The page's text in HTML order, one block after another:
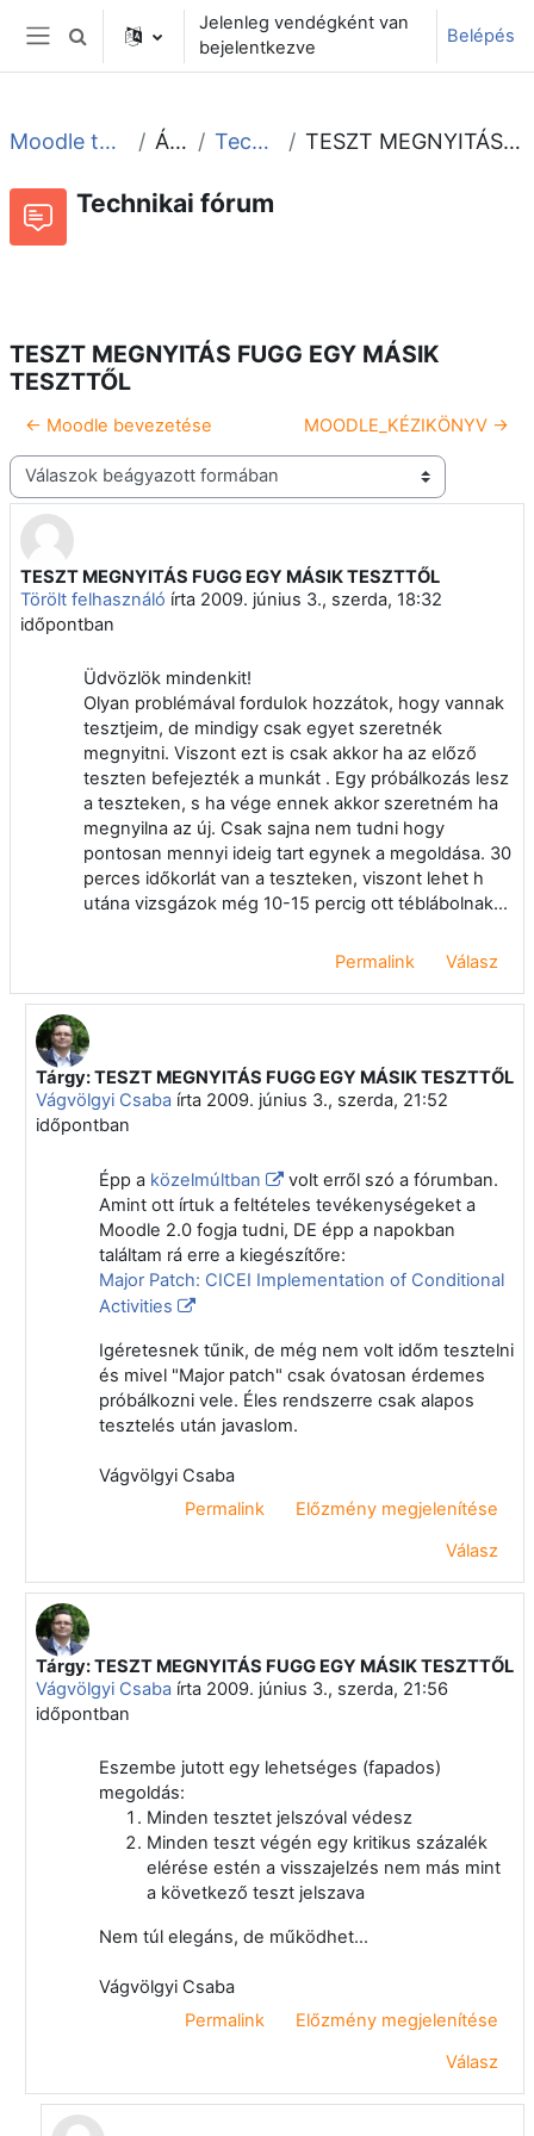
Tovább a fő tartalomhoz
Oldalpanel
Keresési bemeneti adatok váltása
Jelenleg vendégként van
bejelentkezve
Belépés
Moodle tudástár és fórum Általános Technikai fórum TESZT MEGNYITÁS FUGG EGY MÁSIK TESZTTŐL
Technikai fórum
TESZT MEGNYITÁS FUGG EGY MÁSIK
TESZTTŐL
← Moodle bevezetése MOODLE_KÉZIKÖNYV →
Megjelenítési mód
TESZT MEGNYITÁS FUGG EGY MÁSIK TESZTTŐL
Törölt felhasználó írta 2009. június 3., szerda, 18:32
időpontban
Válaszok szám: 7
Üdvözlök mindenkit!
Olyan problémával fordulok hozzátok, hogy vannak
tesztjeim, de mindigy csak egyet szeretnék
megnyitni. Viszont ezt is csak akkor ha az előző
teszten befejezték a munkát . Egy próbálkozás lesz
a teszteken, s ha vége ennek akkor szeretném ha
megnyilna az új. Csak sajna nem tudni hogy
pontosan mennyi ideig tart egynek a megoldása. 30
perces időkorlát van a teszteken, viszont lehet h
utána vizsgázok még 10-15 percig ott téblábolnak...
Permalink Válasz
Válasz erre: Törölt felhasználó
Tárgy: TESZT MEGNYITÁS FUGG EGY MÁSIK TESZTTŐL
Vágvölgyi Csabaírta 2009. június 3., szerda, 21:52
időpontban
Épp a közelmúltban
volt erről szó a fórumban.
Amint ott írtuk a feltételes tevékenységeket a
Moodle 2.0 fogja tudni, DE épp a napokban
találtam rá erre a kiegészítőre:
Major Patch: CICEI Implementation of Conditional
Activities
Igéretesnek tűnik, de még nem volt időm tesztelni
és mivel "Major patch" csak óvatosan érdemes
próbálkozni vele. Éles rendszerre csak alapos
tesztelés után javaslom.
Vágvölgyi Csaba
Permalink
Előzmény megjelenítése
Válasz
Válasz erre: Törölt felhasználó
Tárgy: TESZT MEGNYITÁS FUGG EGY MÁSIK TESZTTŐL
Vágvölgyi Csabaírta 2009. június 3., szerda, 21:56
időpontban
Eszembe jutott egy lehetséges (fapados)
megoldás:
Minden tesztet jelszóval védesz
Minden teszt végén egy kritikus százalék
elérése estén a visszajelzés nem más mint
a következő teszt jelszava
Nem túl elegáns, de működhet...
Vágvölgyi Csaba
Permalink
Előzmény megjelenítése
Válasz